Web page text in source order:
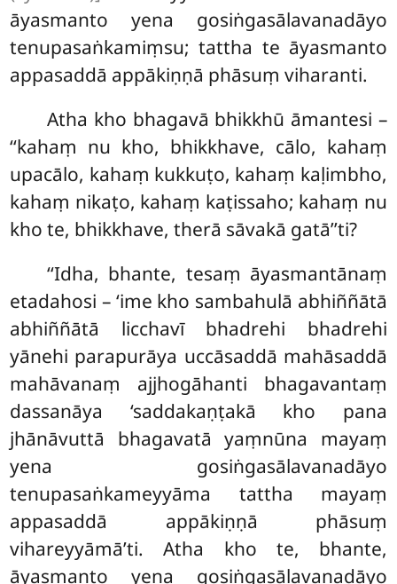
āyasmanto yena gosiṅgasālavanadāyo
tenupasaṅkamiṃsu; tattha te āyasmanto
appasaddā appākiṇṇā phāsuṃ viharanti.
Atha kho bhagavā bhikkhū āmantesi –
‘‘kahaṃ nu kho, bhikkhave, cālo, kahaṃ
upacālo, kahaṃ kukkuṭo, kahaṃ kaḷimbho,
kahaṃ nikaṭo, kahaṃ kaṭissaho; kahaṃ nu
kho te, bhikkhave, therā sāvakā gatā’’ti?
‘‘Idha, bhante, tesaṃ āyasmantānaṃ
etadahosi – ‘ime kho sambahulā abhiññātā
abhiññātā licchavī bhadrehi bhadrehi
yānehi parapurāya uccāsaddā mahāsaddā
mahāvanaṃ ajjhogāhanti bhagavantaṃ
dassanāya ‘saddakaṇṭakā kho pana
jhānāvuttā bhagavatā yaṃnūna mayaṃ
yena gosiṅgasālavanadāyo
tenupasaṅkameyyāma tattha mayaṃ
appasaddā appākiṇṇā phāsuṃ
vihareyyāmā’ti. Atha kho te, bhante,
āyasmanto yena gosiṅgasālavanadāyo